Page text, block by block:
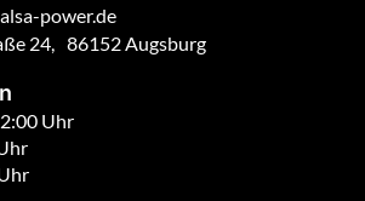
power.de
24, 86152 Augsburg
Uhr